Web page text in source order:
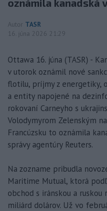
oznámila kanadská
Autor TASR
16. júna 2026 21:29
Ottawa 16. júna (TASR) -
v utorok oznámil nové
flotilu, príjmy z energetiky,
a entity napojené na
rokovaní Carneyho s
Volodymyrom Zelenským
Francúzsku to oznámila
správy agentúry Reuters.
Na zozname pribudla
Maritime Mutual, ktorá
obchod s iránskou a
miliárd dolárov. Už vo